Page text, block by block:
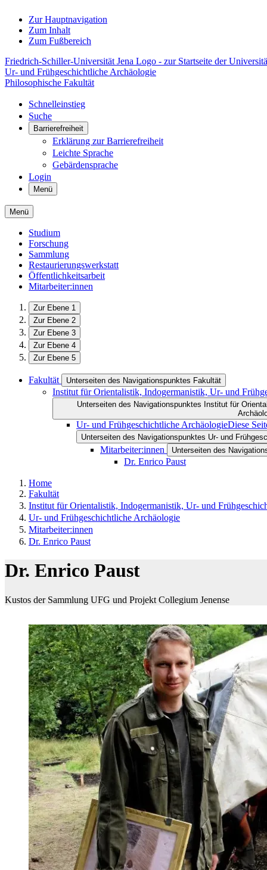
Zur Hauptnavigation
Zum Inhalt
Zum Fußbereich
Friedrich-Schiller-Universität Jena Logo - zur Startseite der
Ur- und Frühgeschichtliche Archäologie
Philosophische Fakultät
Schnelleinstieg
Suche
Barrierefreiheit
Erklärung zur Barrierefreiheit
Leichte Sprache
Gebärdensprache
Login
Menü
Menü
Studium
Forschung
Sammlung
Restaurierungswerkstatt
Öffentlichkeitsarbeit
Mitarbeiter:innen
Zur Ebene 1
Zur Ebene 2
Zur Ebene 3
Zur Ebene 4
Zur Ebene 5
Fakultät Unterseiten des Navigationspunktes Fakultät
Institut für Orientalistik, Indogermanistik, Ur- und
Unterseiten des Navigationspunktes Institut für
Ur- und Frühgeschichtliche ArchäologieDiese
Unterseiten des Navigationspunktes Ur- und
Mitarbeiter:innen Unterseiten des
Dr. Enrico Paust
Home
Fakultät
Institut für Orientalistik, Indogermanistik, Ur- und
Ur- und Frühgeschichtliche Archäologie
Mitarbeiter:innen
Dr. Enrico Paust
Dr. Enrico Paust
Kustos der Sammlung UFG und Projekt Collegium Jenense